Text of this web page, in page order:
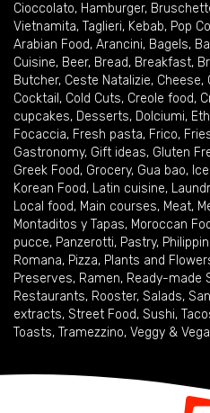
Cioccolato, Hamburger,
Vietnamita, Taglieri, Kebab, Pop
Arabian Food, Arancini, Bagels,
Cuisine, Beer, Bread, Breakfast,
Butcher, Ceste Natalizie, Cheese,
Cocktail , Cold Cuts, Creole food,
cupcakes, Desserts, Dolciumi,
Focaccia, Fresh pasta, Frico,
Gastronomy, Gift ideas, Gluten
Greek Food, Grocery, Gua bao,
Korean Food, Latin cuisine,
Local food, Main courses, Meat,
Montaditos y Tapas, Moroccan
pucce, Panzerotti, Pastry,
Romana, Pizza, Plants and
Preserves, Ramen, Ready-made
Restaurants, Rooster, Salads,
extracts, Street Food, Sushi,
Toasts, Tramezzino, Veggy &